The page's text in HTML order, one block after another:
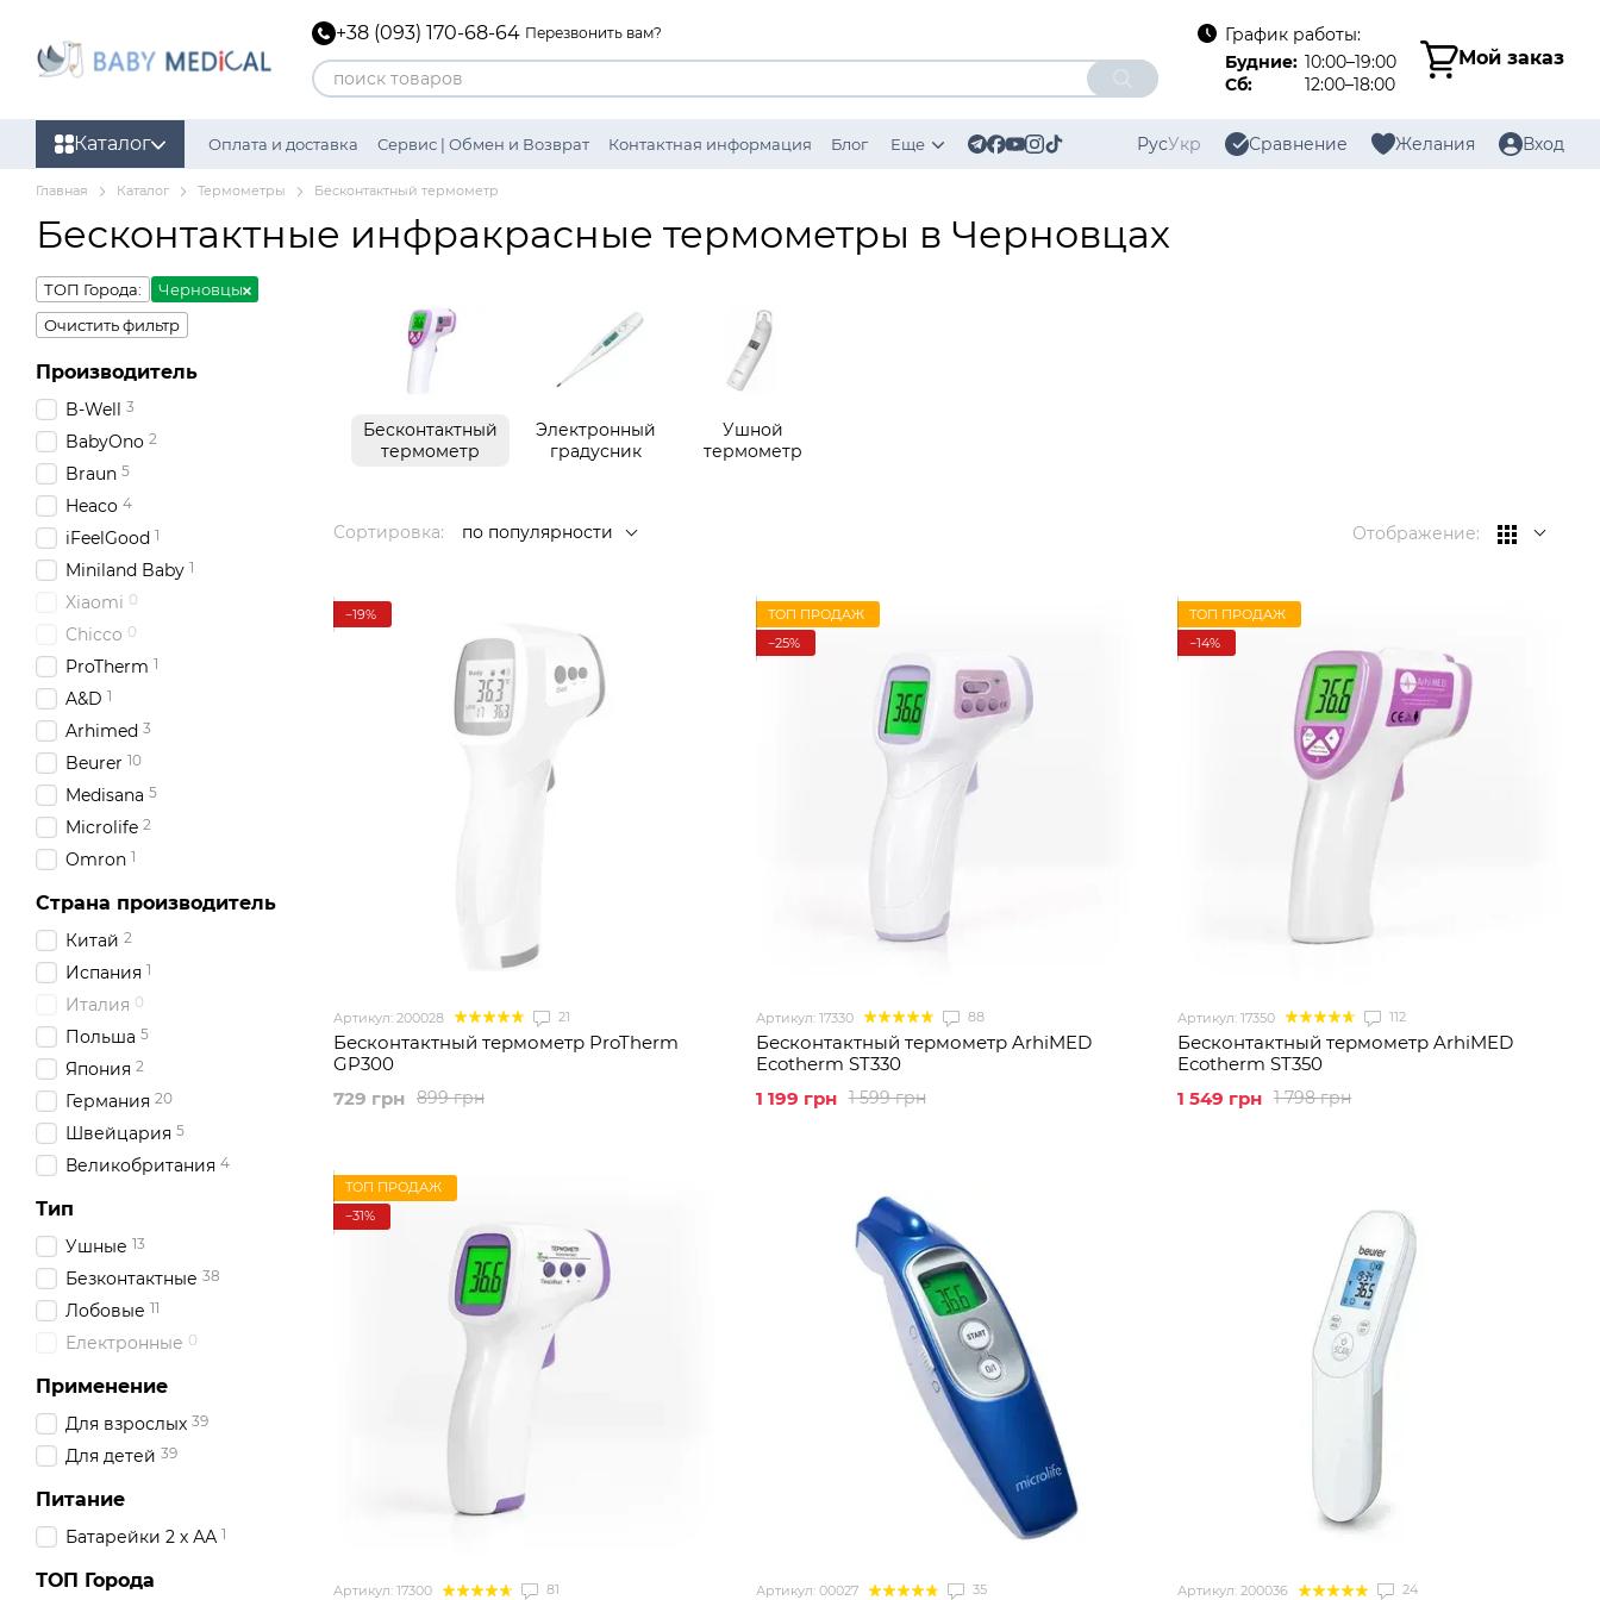
+38 (093) 170-68-64 Перезвонить вам?
График работы:
Будние: 10:00–19:00
Сб:
12:00–18:00
Мой заказ
Каталог Оплата и доставка Сервис | Обмен и Возврат Контактная информация Блог Еще РусУкр Сравнение Желания Вход
Главная Каталог Термометры Бесконтактный термометр
Бесконтактные инфракрасные термометры в Черновцах
Бесконтактный
термометр
Электронный
градусник
Ушной
термометр
Сортировка: по популярности Отображение:
−19%
Артикул: 200028 21
Бесконтактный термометр ProTherm
GP300
899 грн
729 грн
ТОП ПРОДАЖ
−25%
Артикул: 17330 88
Бесконтактный термометр ArhiMED
Ecotherm ST330
1 599 грн
1 199 грн
ТОП ПРОДАЖ
−14%
Артикул: 17350 112
Бесконтактный термометр ArhiMED
Ecotherm ST350
1 798 грн
1 549 грн
ТОП ПРОДАЖ
−31%
Артикул: 17300 81 Артикул: 00027 35 Артикул: 200036 24
ТОП Города:
Черновцы
Очистить фильтр
Производитель
B-Well 3
BabyOno 2
Braun 5
Heaco 4
iFeelGood 1
Miniland Baby 1
Xiaomi 0
Chicco 0
ProTherm 1
A&D 1
Arhimed 3
Beurer 10
Medisana 5
Microlife 2
Omron 1
Страна производитель
Китай 2
Испания 1
Италия 0
Польша 5
Япония 2
Германия 20
Швейцария 5
Великобритания 4
Тип
Ушные 13
Безконтактные 38
Лобовые 11
Електронные 0
Применение
Для взрослых 39
Для детей 39
Питание
Батарейки 2 х АА 1
ТОП Города